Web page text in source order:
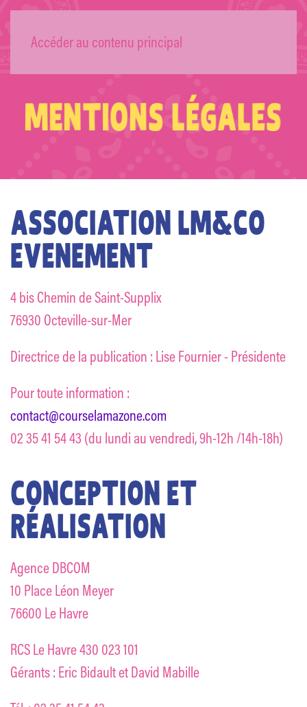
Accéder au contenu principal
L’AMAZONE
MENTIONS LÉGALES
ASSOCIATION LM&CO
EVENEMENT
4 bis Chemin de Saint-Supplix
76930 Octeville-sur-Mer
Directrice de la publication : Lise Fournier - Présidente
Pour toute information :
contact@courselamazone.com
02 35 41 54 43 (du lundi au vendredi, 9h-12h /14h-18h)
CONCEPTION ET
RÉALISATION
Agence DBCOM
10 Place Léon Meyer
76600 Le Havre
RCS Le Havre 430 023 101
Gérants : Eric Bidault et David Mabille